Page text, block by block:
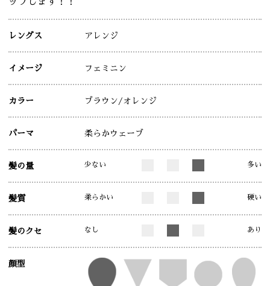
レングス アレンジ
イメージ フェミニン
カラー ブラウン /オレンジ
パーマ 柔らかウェーブ
髪の量 少ない 多い
髪質 柔らかい 硬い
髪のクセ なし あり
顔型